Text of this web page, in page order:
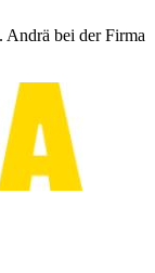
Andrä bei der Firma